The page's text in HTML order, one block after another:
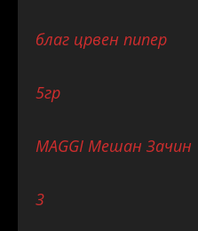
благ црвен пипер
5гр
MAGGI Мешан Зачин
3